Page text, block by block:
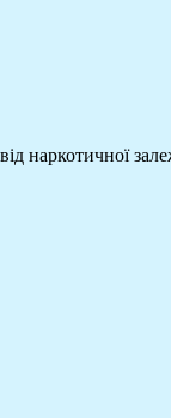
наркотичної